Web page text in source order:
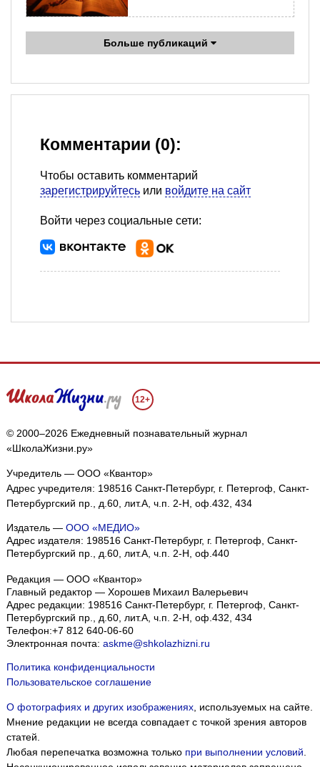
Больше публикаций
Комментарии (0):
Чтобы оставить комментарий
зарегистрируйтесь или войдите на сайт
Войти через социальные сети:
12+
© 2000–2026 Ежедневный познавательный журнал
«ШколаЖизни.ру»
Учредитель — ООО «Квантор»
Адрес учредителя: 198516 Санкт-Петербург, г. Петергоф, Санкт-
Петербургский пр., д.60, лит.А, ч.п. 2-Н, оф.432, 434
Издатель — ООО «МЕДИО»
Адрес издателя: 198516 Санкт-Петербург, г. Петергоф, Санкт-
Петербургский пр., д.60, лит.А, ч.п. 2-Н, оф.440
Редакция — ООО «Квантор»
Главный редактор — Хорошев Михаил Валерьевич
Адрес редакции: 198516 Санкт-Петербург, г. Петергоф, Санкт-
Петербургский пр., д.60, лит.А, ч.п. 2-Н, оф.432, 434
Телефон:+7 812 640-06-60
Электронная почта: askme@shkolazhizni.ru
Политика конфиденциальности
Пользовательское соглашение
О фотографиях и других изображениях, используемых на сайте.
Мнение редакции не всегда совпадает с точкой зрения авторов
статей.
Любая перепечатка возможна только при выполнении условий.